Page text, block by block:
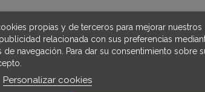
propias y de terceros para mejorar nuestros
relacionada con sus preferencias
de navegación. Para dar su consentimiento sobre
Personalizar cookies